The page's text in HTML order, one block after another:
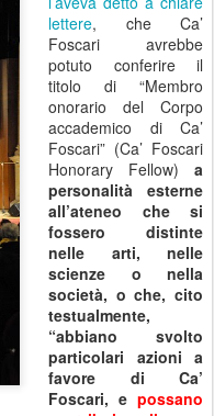
lettere, che Ca’
Foscari avrebbe
potuto conferire il
titolo di “Membro
onorario del Corpo
accademico di Ca’
Foscari” (Ca’ Foscari
Honorary Fellow) a
personalità esterne
all’ateneo che si
fossero distinte
nelle arti, nelle
scienze o nella
società, o che, cito
testualmente,
“abbiano svolto
particolari azioni a
favore di Ca’
Foscari, e possano